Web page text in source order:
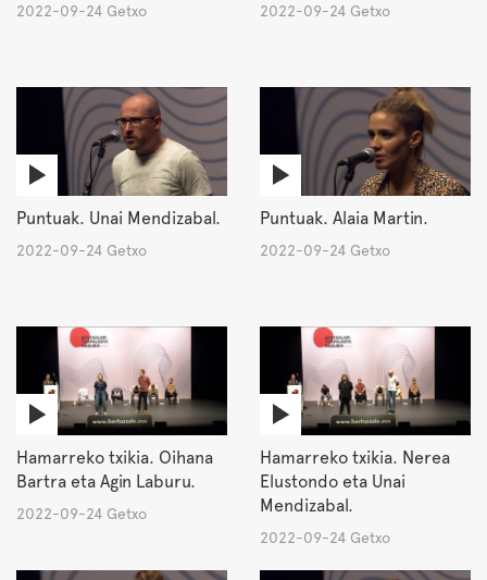
2022-09-24 Getxo 2022-09-24 Getxo
Puntuak. Unai Mendizabal.
2022-09-24 Getxo
Puntuak. Alaia Martin.
2022-09-24 Getxo
Hamarreko txikia. Oihana
Bartra eta Agin Laburu.
2022-09-24 Getxo
Hamarreko txikia. Nerea
Elustondo eta Unai
Mendizabal.
2022-09-24 Getxo